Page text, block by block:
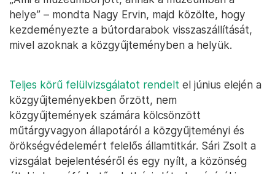
helye” – mondta Nagy Ervin, majd közölte, hogy
kezdeményezte a bútordarabok visszaszállítását,
mivel azoknak a közgyűjteményben a helyük.
Teljes körű felülvizsgálatot rendelt el június elején a
közgyűjteményekben őrzött, nem
közgyűjtemények számára kölcsönzött
műtárgyvagyon állapotáról a közgyűjteményi és
örökségvédelemért felelős államtitkár. Sári Zsolt a
vizsgálat bejelentéséről és egy nyílt, a közönség